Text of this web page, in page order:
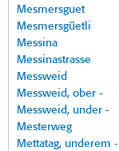
Mesmersguet
Mesmersgüetli
Messina
Messinastrasse
Messweid
Messweid, ober -
Messweid, under -
Mesterweg
Mettatag, underem -